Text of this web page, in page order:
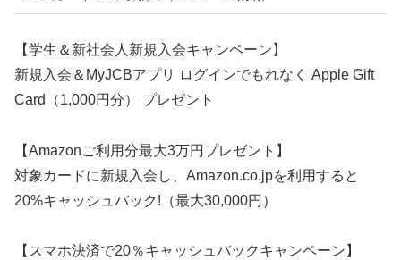
【学生＆新社会人新規入会キャンペーン】
新規入会＆MyJCBアプリ ログインでもれなく Apple Gift
Card（1,000円分） プレゼント
【Amazonご利用分最大3万円プレゼント】
対象カードに新規入会し、Amazon.co.jpを利用すると
20%キャッシュバック!（最大30,000円）
【スマホ決済で20％キャッシュバックキャンペーン】